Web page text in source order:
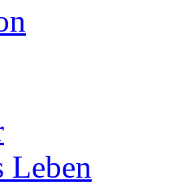
Leben